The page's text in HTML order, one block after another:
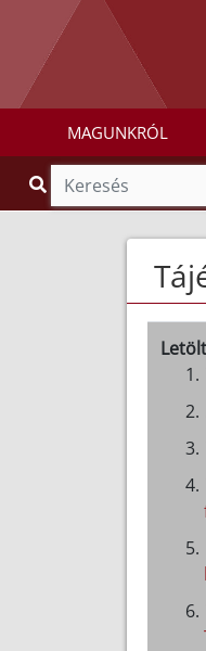
MAGUNKRÓL